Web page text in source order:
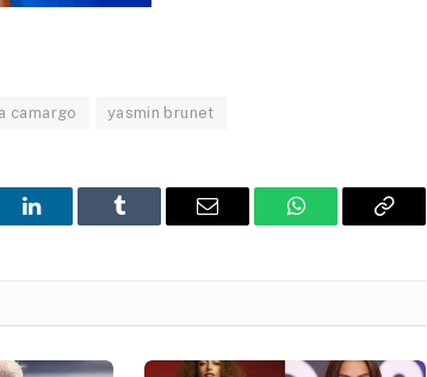
camargo yasmin brunet
LinkedIn Tumblr Email WhatsAppCopy